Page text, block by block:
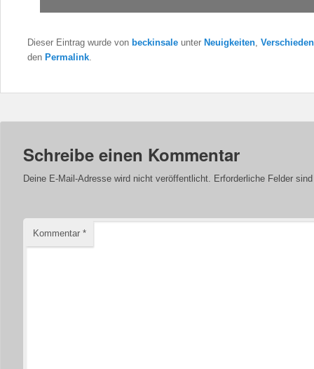
Dieser Eintrag wurde von beckinsale unter Neuigkeiten
den Permalink
Schreibe einen Kommentar
Deine E-Mail-Adresse wird nicht veröffentlicht. Erforderliche Felder
Kommentar *